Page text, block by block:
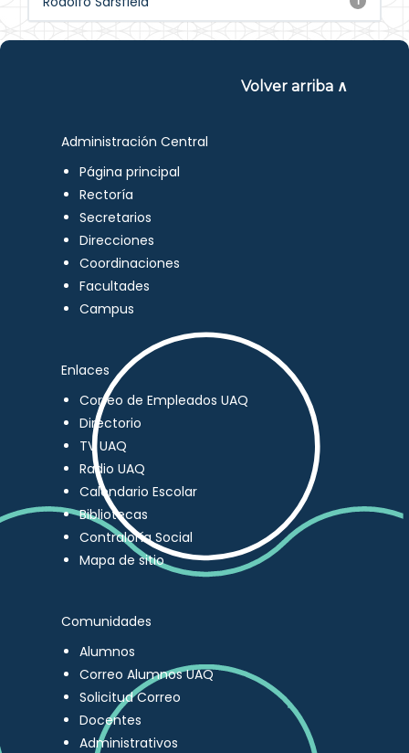
Volver arriba ∧
Administración Central
Página principal
Rectoría
Secretarios
Direcciones
Coordinaciones
Facultades
Campus
Enlaces
Correo de Empleados UAQ
Directorio
TV UAQ
Radio UAQ
Calendario Escolar
Bibliotecas
Contraloría Social
Mapa de sitio
Comunidades
Alumnos
Correo Alumnos UAQ
Solicitud Correo
Docentes
Administrativos